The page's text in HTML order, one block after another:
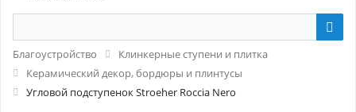
Благоустройство
Клинкерные ступени и плитка
Керамический декор, бордюры и плинтусы
Угловой подступенок Stroeher Roccia Nero